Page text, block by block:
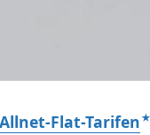
Flat-Tarifen